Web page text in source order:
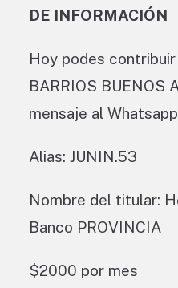
DE INFORMACIÓN
Hoy podes
BARRIOS BUENOS
mensaje al
Alias: JUNIN.53
Nombre del titular:
Banco PROVINCIA
$2000 por mes